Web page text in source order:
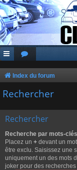
Index du forum
Rechercher
Rechercher
Recherche par mots-
Placez un + devant un
être exclu. Saisissez une
uniquement un des mots
joker pour des recherches